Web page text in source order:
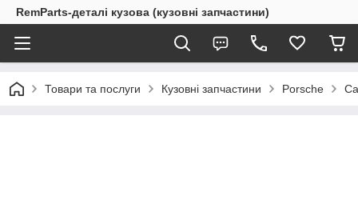
RemParts-деталі кузова (кузовні запчастини)
Товари та послуги Кузовні запчастини Porsche